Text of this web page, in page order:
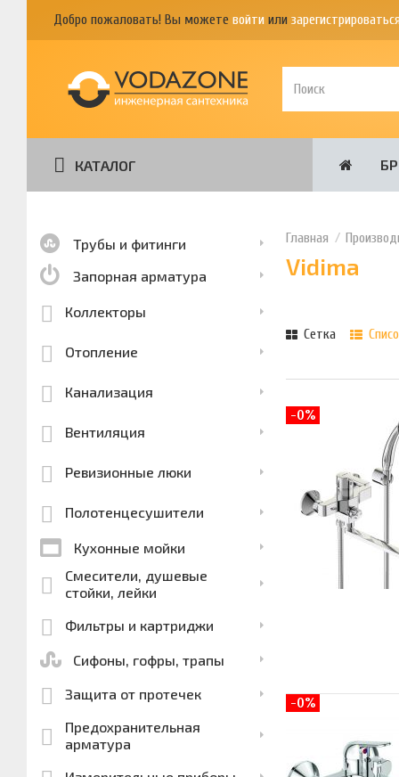
Добро пожаловать! Вы можете войти или
КАТАЛОГ
Vidima
Сетка
-0%
-0%
Трубы и фитинги
Запорная арматура
Коллекторы
Отопление
Канализация
Вентиляция
Ревизионные люки
Полотенцесушители
Кухонные мойки
Смесители, душевые
стойки, лейки
Фильтры и картриджи
Сифоны, гофры, трапы
Защита от протечек
Предохранительная
арматура